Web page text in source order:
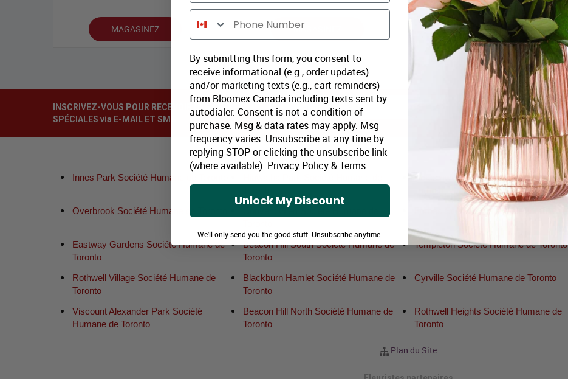
MAGASINEZ MAGASINEZ MAGASINEZ
INSCRIVEZ-VOUS POUR RECEVOIR DES OFFRES
SPÉCIALES via E-MAIL ET SMS
SOUSCRIRE
Major Canadian Flower Delivery Areas:
Innes Park Société Humane de Toronto
Beaconwood Société Humane de
Overbrook Société Humane de Toronto
Convent Glen Société Humane de
Forbes Société Humane de Toronto
Eastway Gardens Société Humane de
Toronto
Beacon Hill South Société Humane de
Toronto
Templeton Société Humane de Toronto
Rothwell Village Société Humane de
Toronto
Blackburn Hamlet Société Humane de
Toronto
Cyrville Société Humane de Toronto
Viscount Alexander Park Société
Humane de Toronto
Beacon Hill North Société Humane de
Toronto
Rothwell Heights Société Humane de
Toronto
Plan du Site
Phone Number
By submitting this form, you consent to
receive informational (e.g., order updates)
and/or marketing texts (e.g., cart reminders)
from Bloomex Canada including texts sent by
autodialer. Consent is not a condition of
purchase. Msg & data rates may apply. Msg
frequency varies. Unsubscribe at any time by
replying STOP or clicking the unsubscribe link
(where available). Privacy Policy&Terms.
Unlock My Discount
We'll only send you the good stuff. Unsubscribe anytime.